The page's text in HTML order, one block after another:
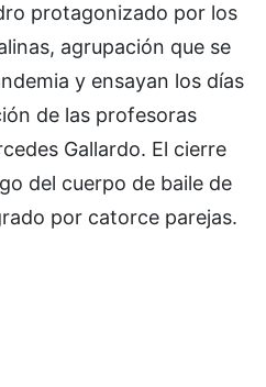
protagonizado por los
agrupación que se
y ensayan los días
de las profesoras
Gallardo. El cierre
del cuerpo de baile de
por catorce parejas.